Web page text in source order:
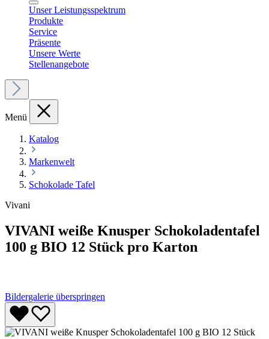
Unser Leistungsspektrum
Produkte
Service
Präsente
Unsere Werte
Stellenangebote
Menü
Katalog
Markenwelt
Schokolade Tafel
Vivani
VIVANI weiße Knusper Schokoladentafel
100 g BIO 12 Stück pro Karton
Bildergalerie überspringen